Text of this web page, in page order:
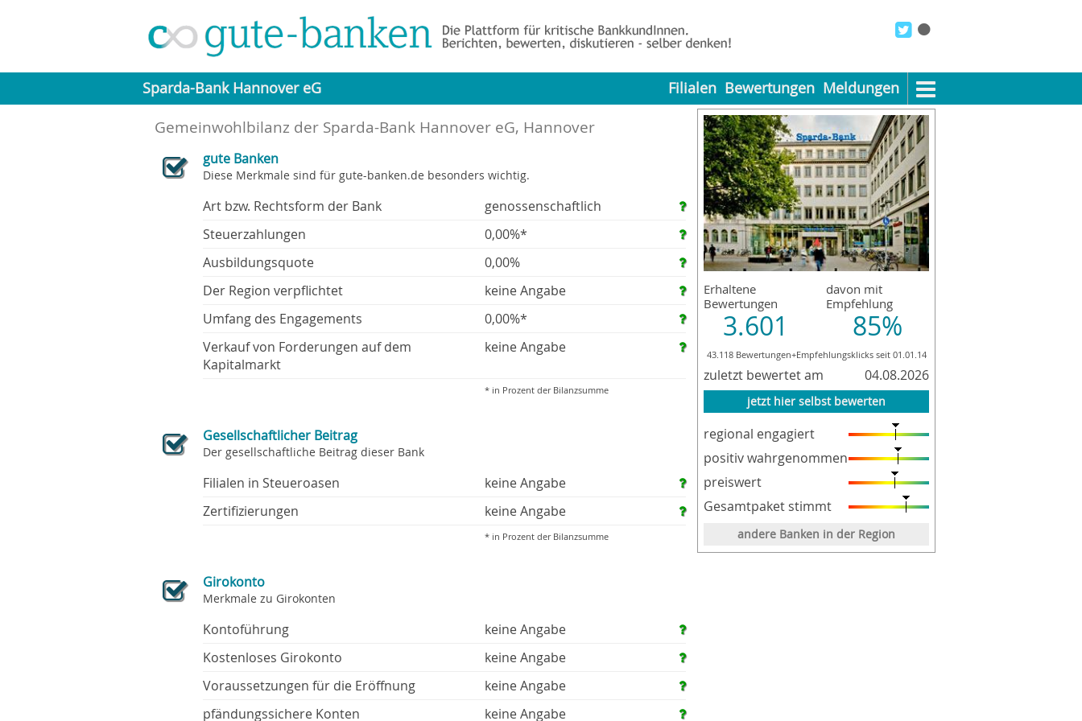
Sparda-Bank Hannover eG Filialen Bewertungen Meldungen
Erhaltene
Bewertungen
3.601
davon mit
Empfehlung
85%
43.118 Bewertungen+Empfehlungsklicks seit 01.01.14
zuletzt bewertet am 04.08.2026
jetzt hier selbst bewerten
regional engagiert
positiv wahrgenommen
preiswert
Gesamtpaket stimmt
andere Banken in der Region
Gemeinwohlbilanz der Sparda-Bank Hannover eG, Hannover
gute Banken
Diese Merkmale sind für gute-banken.de besonders wichtig.
Art bzw. Rechtsform der Bank
genossenschaftlich
Steuerzahlungen
0,00%*
Ausbildungsquote
0,00%
Der Region verpflichtet
keine Angabe
Umfang des Engagements
0,00%*
Verkauf von Forderungen auf dem
Kapitalmarkt
keine Angabe
* in Prozent der Bilanzsumme
Gesellschaftlicher Beitrag
Der gesellschaftliche Beitrag dieser Bank
Filialen in Steueroasen
keine Angabe
Zertifizierungen
keine Angabe
* in Prozent der Bilanzsumme
Girokonto
Merkmale zu Girokonten
Kontoführung
keine Angabe
Kostenloses Girokonto
keine Angabe
Voraussetzungen für die Eröffnung
keine Angabe
pfändungssichere Konten
keine Angabe